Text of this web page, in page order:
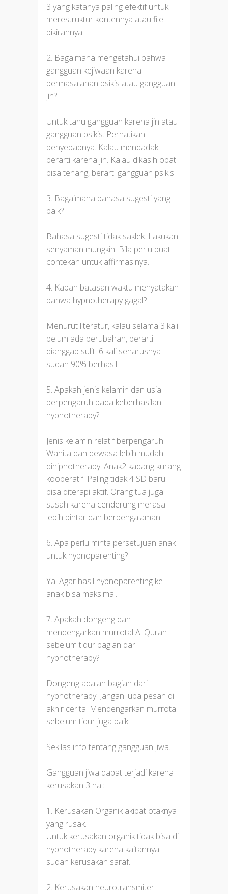
3 yang katanya paling efektif untuk
merestruktur kontennya atau file
pikirannya.
2. Bagaimana mengetahui bahwa
gangguan kejiwaan karena
permasalahan psikis atau gangguan
jin?
Untuk tahu gangguan karena jin atau
gangguan psikis. Perhatikan
penyebabnya. Kalau mendadak
berarti karena jin. Kalau dikasih obat
bisa tenang, berarti gangguan psikis.
3. Bagaimana bahasa sugesti yang
baik?
Bahasa sugesti tidak saklek. Lakukan
senyaman mungkin. Bila perlu buat
contekan untuk affirmasinya.
4. Kapan batasan waktu menyatakan
bahwa hypnotherapy gagal?
Menurut literatur, kalau selama 3 kali
belum ada perubahan, berarti
dianggap sulit. 6 kali seharusnya
sudah 90% berhasil.
5. Apakah jenis kelamin dan usia
berpengaruh pada keberhasilan
hypnotherapy?
Jenis kelamin relatif berpengaruh.
Wanita dan dewasa lebih mudah
dihipnotherapy. Anak2 kadang kurang
kooperatif. Paling tidak 4 SD baru
bisa diterapi aktif. Orang tua juga
susah karena cenderung merasa
lebih pintar dan berpengalaman.
6. Apa perlu minta persetujuan anak
untuk hypnoparenting?
Ya. Agar hasil hypnoparenting ke
anak bisa maksimal.
7. Apakah dongeng dan
mendengarkan murrotal Al Quran
sebelum tidur bagian dari
hypnotherapy?
Dongeng adalah bagian dari
hypnotherapy. Jangan lupa pesan di
akhir cerita. Mendengarkan murrotal
sebelum tidur juga baik.
Sekilas info tentang gangguan jiwa.
Gangguan jiwa dapat terjadi karena
kerusakan 3 hal:
1. Kerusakan Organik akibat otaknya
yang rusak.
Untuk kerusakan organik tidak bisa di-
hypnotherapy karena kaitannya
sudah kerusakan saraf.
2. Kerusakan neurotransmiter.